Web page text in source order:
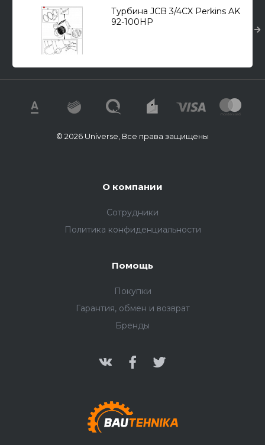
Турбина JCB 3/4CX Perkins AK
92-100HP
© 2026 Universe, Все права защищены
О компании
Сотрудники
Политика конфиденциальности
Помощь
Покупки
Гарантия, обмен и возврат
Бренды